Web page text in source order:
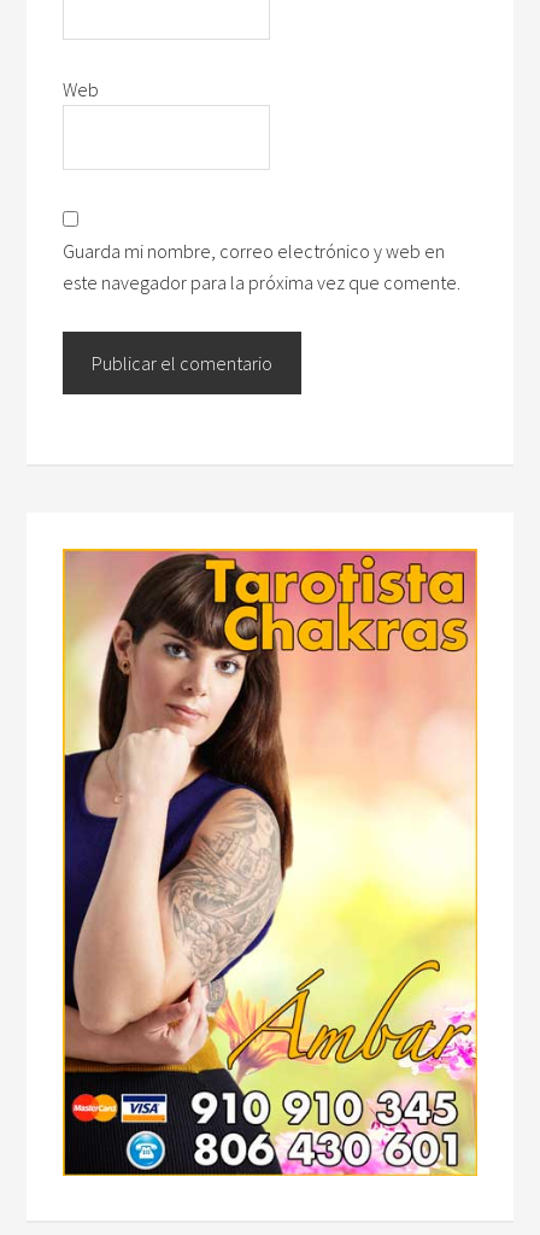
Web
Guarda mi nombre, correo electrónico y web en
este navegador para la próxima vez que comente.